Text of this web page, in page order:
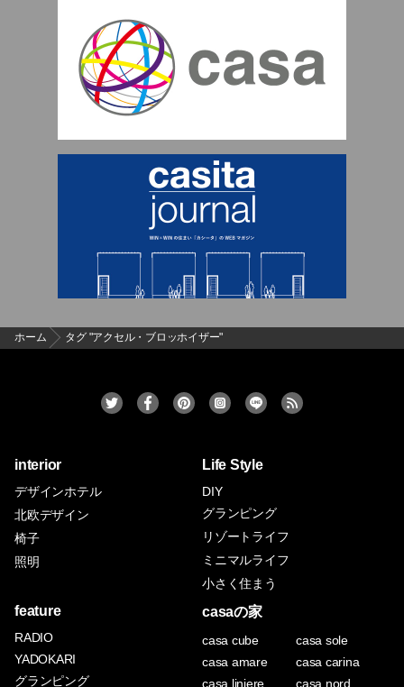
ホーム タグ "アクセル・ブロッホイザー"
interior
デザインホテル
北欧デザイン
椅子
照明
Life Style
DIY
グランピング
リゾートライフ
ミニマルライフ
小さく住まう
feature
RADIO
YADOKARI
グランピング
casaの家
casa cube
casa sole
casa amare
casa carina
casa liniere
casa nord